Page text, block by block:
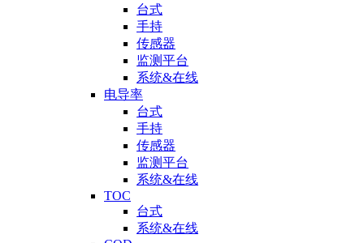
台式
手持
传感器
监测平台
系统&在线
电导率
台式
手持
传感器
监测平台
系统&在线
TOC
台式
系统&在线